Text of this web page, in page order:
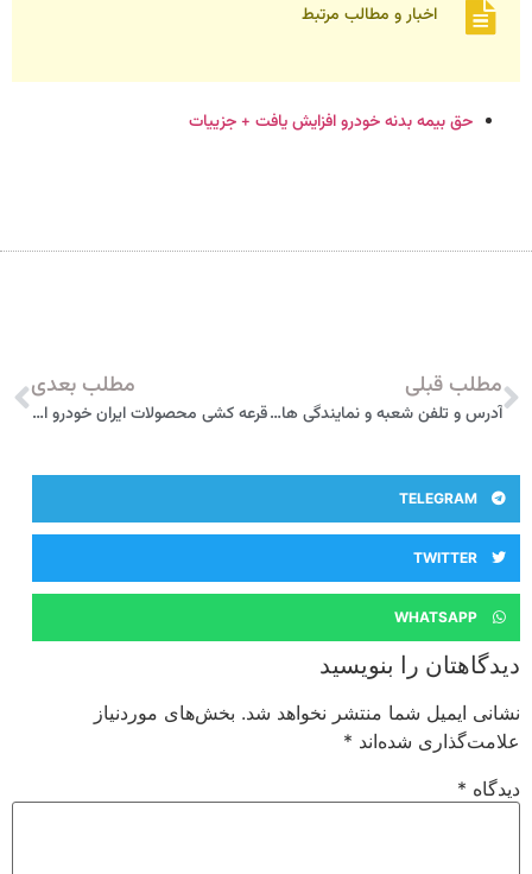
اخبار و مطالب مرتبط
حق بیمه بدنه خودرو افزایش یافت + جزییات
مطلب قبلی
آدرس و تلفن شعبه و نمایندگی های بیمه پارسیان در پارس آباد مغان
مطلب بعدی
قرعه کشی محصولات ایران خودرو امروز برگزار می شود
TELEGRAM
TWITTER
WHATSAPP
دیدگاهتان را بنویسید
نشانی ایمیل شما منتشر نخواهد شد. بخش‌های موردنیاز
علامت‌گذاری شده‌اند*
دیدگاه*